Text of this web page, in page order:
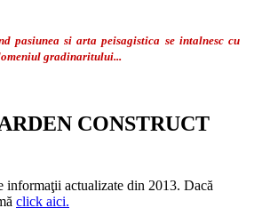
pasiunea si arta peisagistica se intalnesc cu
gradinaritului...
CONSTRUCT
informaţii actualizate din 2013. Dacă
click aici.